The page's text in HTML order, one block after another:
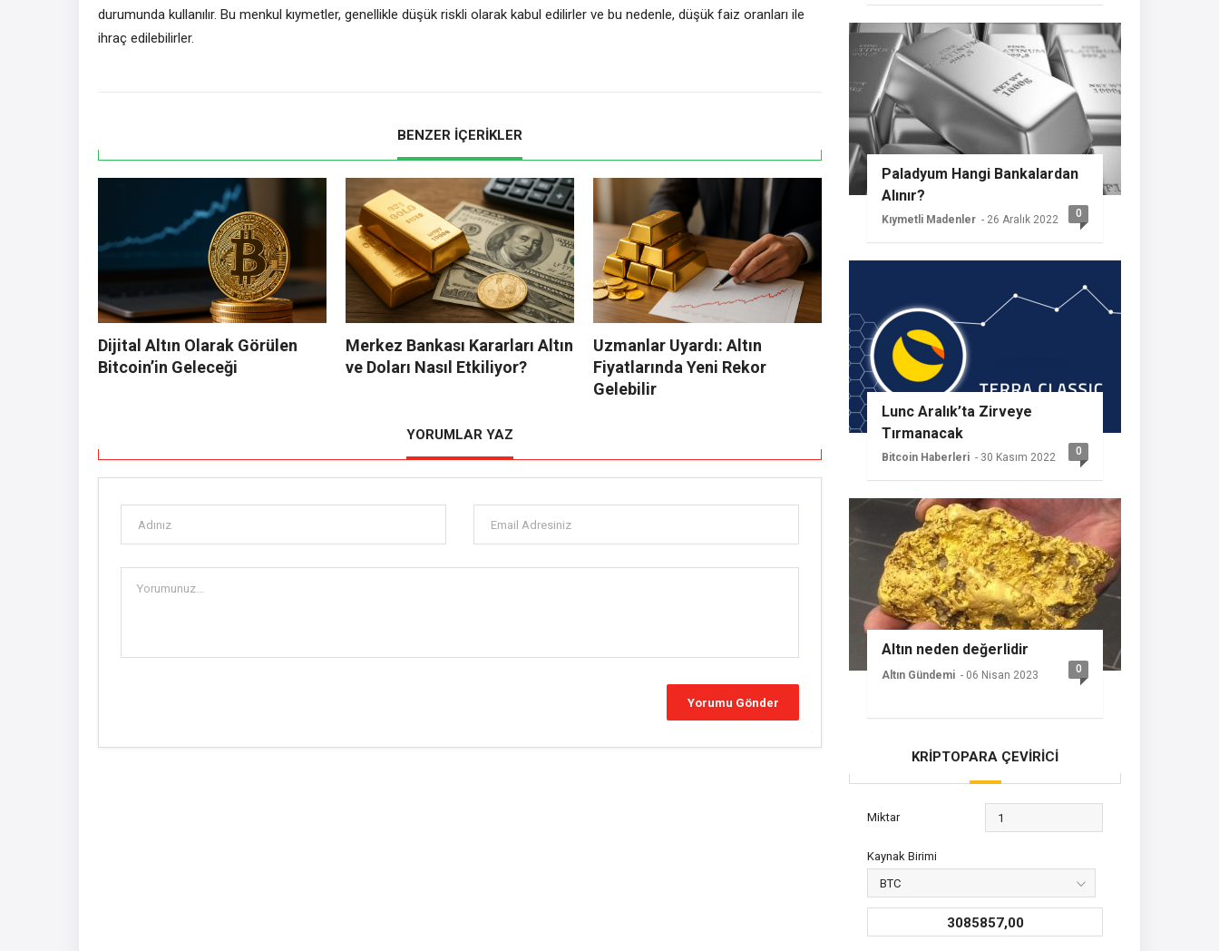
durumunda kullanılır. Bu menkul kıymetler, genellikle düşük riskli olarak kabul edilirler ve bu nedenle, düşük faiz oranları ile
ihraç edilebilirler.
BENZER İÇERİKLER
Dijital Altın Olarak Görülen
Bitcoin’in Geleceği
Merkez Bankası Kararları Altın
ve Doları Nasıl Etkiliyor?
Uzmanlar Uyardı: Altın
Fiyatlarında Yeni Rekor
Gelebilir
YORUMLAR YAZ
Paladyum Hangi Bankalardan
Alınır?
Kıymetli Madenler - 26 Aralık 2022 0
Lunc Aralık’ta Zirveye
Tırmanacak
Bitcoin Haberleri - 30 Kasım 2022 0
Altın neden değerlidir
Altın Gündemi - 06 Nisan 2023 0
KRİPTOPARA ÇEVİRİCİ
Miktar
Kaynak Birimi
3085857,00